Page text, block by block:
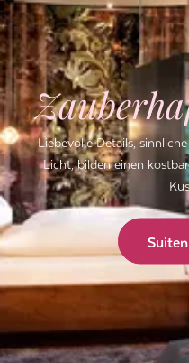
Liebevolle Details,
Licht, bilden einen